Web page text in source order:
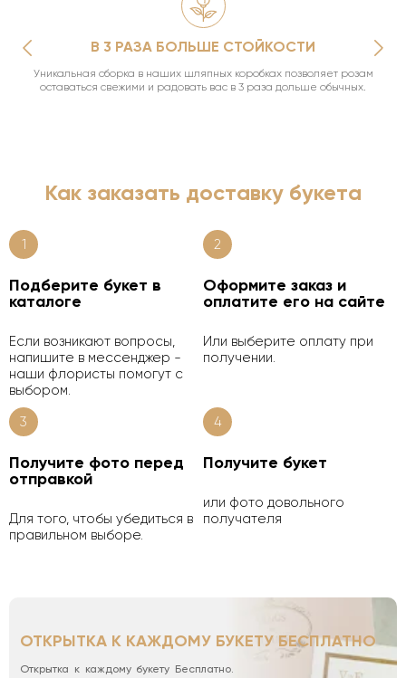
В 3 РАЗА БОЛЬШЕ СТОЙКОСТИ
Уникальная сборка в наших шляпных коробках позволяет розам
оставаться свежими и радовать вас в 3 раза дольше обычных.
Как заказать доставку букета
1
Подберите букет в
каталоге
Если возникают вопросы,
напишите в мессенджер -
наши флористы помогут с
выбором.
2
Оформите заказ и
оплатите его на сайте
Или выберите оплату при
получении.
3
Получите фото перед
отправкой
Для того, чтобы убедиться в
правильном выборе.
4
Получите букет
или фото довольного
получателя
ОТКРЫТКА К КАЖДОМУ БУКЕТУ БЕСПЛАТНО
Открытка к каждому букету Бесплатно.